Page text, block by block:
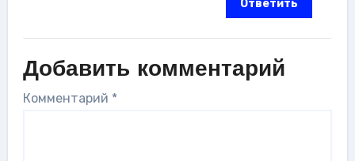
Ответить
Добавить комментарий
Комментарий *